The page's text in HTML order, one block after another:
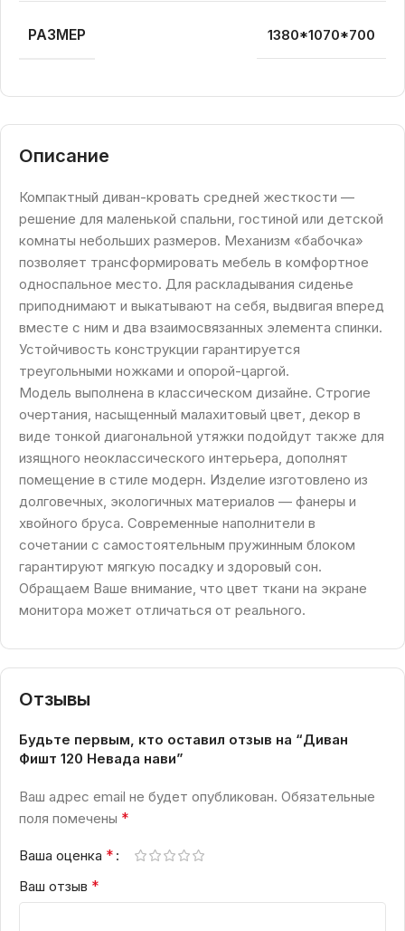
Описание
Компактный диван-кровать средней жесткости —
решение для маленькой спальни, гостиной или детской
комнаты небольших размеров. Механизм «бабочка»
позволяет трансформировать мебель в комфортное
односпальное место. Для раскладывания сиденье
приподнимают и выкатывают на себя, выдвигая вперед
вместе с ним и два взаимосвязанных элемента спинки.
Устойчивость конструкции гарантируется
треугольными ножками и опорой-царгой.
Модель выполнена в классическом дизайне. Строгие
очертания, насыщенный малахитовый цвет, декор в
виде тонкой диагональной утяжки подойдут также для
изящного неоклассического интерьера, дополнят
помещение в стиле модерн. Изделие изготовлено из
долговечных, экологичных материалов — фанеры и
хвойного бруса. Современные наполнители в
сочетании с самостоятельным пружинным блоком
гарантируют мягкую посадку и здоровый сон.
Обращаем Ваше внимание, что цвет ткани на экране
монитора может отличаться от реального.
РАЗМЕР 1380*1070*700
Отзывы
Будьте первым, кто оставил отзыв на “Диван
Фишт 120 Невада нави”
Ваш адрес email не будет опубликован. Обязательные
поля помечены *
Ваша оценка *
Ваш отзыв *